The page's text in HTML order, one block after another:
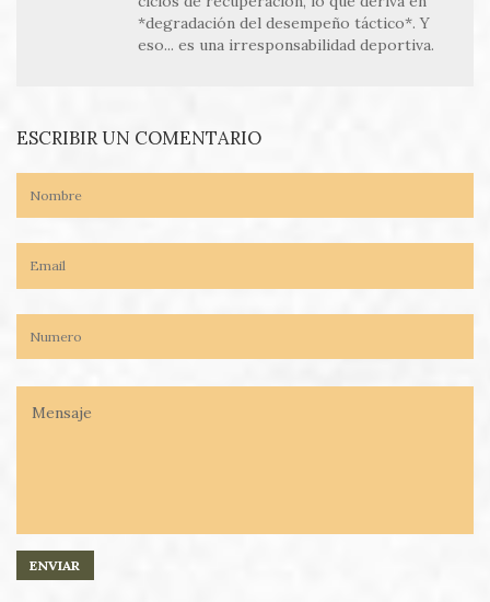
*degradación del desempeño táctico*. Y
eso... es una irresponsabilidad deportiva.
ESCRIBIR UN COMENTARIO